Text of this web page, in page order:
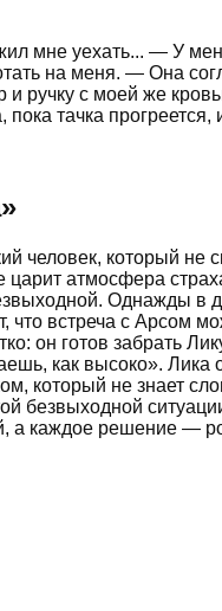
мне уехать... — У
на меня. — Она
и ручку с моей же
тачка
»
который не
атмосфера
Однажды
что встреча с
он готов забрать
как высоко».
который не знает
безвыходной
каждое решение —